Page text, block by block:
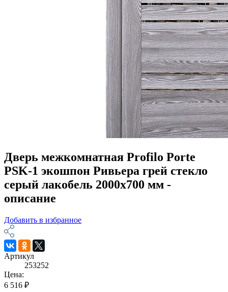
Дверь межкомнатная Profilo Porte
PSK-1 экошпон Ривьера грей стекло
серый лакобель 2000х700 мм -
описание
Добавить в избранное
Артикул
253252
Цена:
6 516 ₽